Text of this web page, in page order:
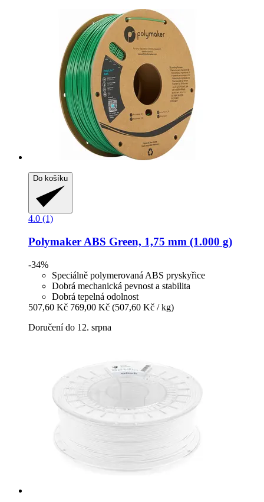
Do košíku
4.0 (1)
Polymaker ABS Green, 1,75 mm (1.000 g)
-34%
Speciálně polymerovaná ABS pryskyřice
Dobrá mechanická pevnost a stabilita
Dobrá tepelná odolnost
507,60 Kč 769,00 Kč (507,60 Kč / kg)
Doručení do 12. srpna